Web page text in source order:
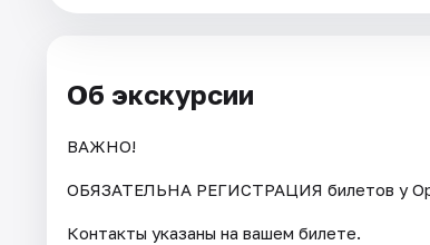
Об экскурсии
ВАЖНО!
ОБЯЗАТЕЛЬНА РЕГИСТРАЦИЯ билетов у
Контакты указаны на вашем билете.